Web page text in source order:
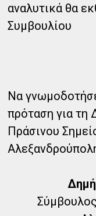
αναλυτικά θα
Συμβουλίου
Να
πρόταση για τη
Πράσινου